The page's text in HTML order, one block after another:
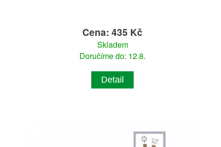
Cena: 435 Kč
Skladem
Doručíme do: 12.8.
Detail